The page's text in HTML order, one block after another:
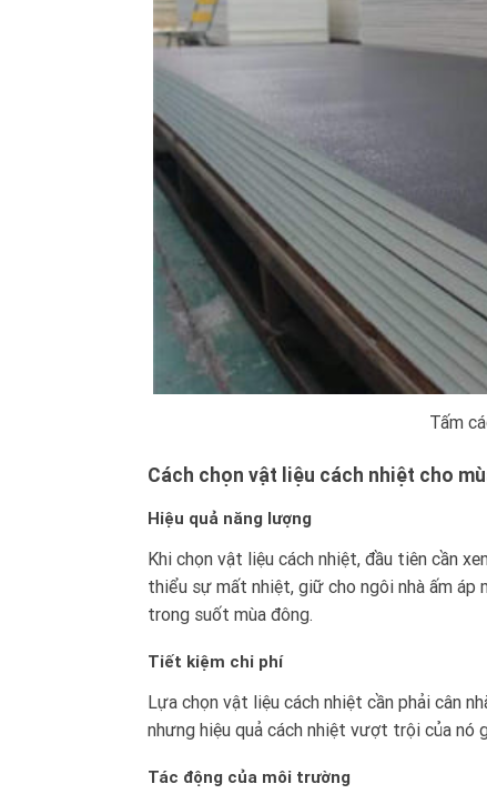
Tấm
Cách chọn vật liệu cách nhiệt cho
Hiệu quả năng lượng
Khi chọn vật liệu cách nhiệt, đầu tiên cần
thiểu sự mất nhiệt, giữ cho ngôi nhà ấm áp
trong suốt mùa đông.
Tiết kiệm chi phí
Lựa chọn vật liệu cách nhiệt cần phải cân
nhưng hiệu quả cách nhiệt vượt trội của nó
Tác động của môi trường